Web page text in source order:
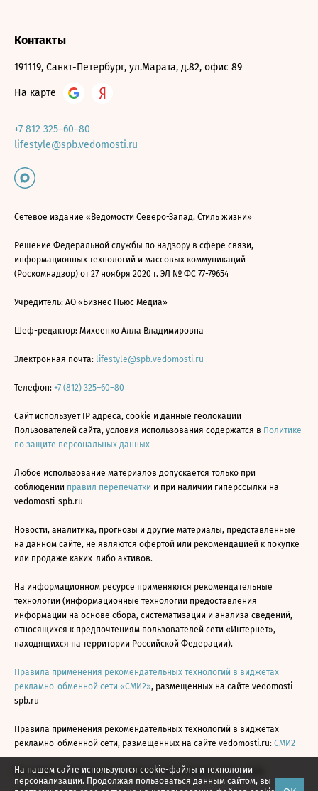
На нашем сайте используются cookie-файлы и технологии
персонализации. Продолжая пользоваться данным сайтом, вы
Контакты
191119, Санкт-Петербург, ул.Марата, д.82, офис 89
На карте
+7 812 325–60–80
lifestyle@spb.vedomosti.ru
Сетевое издание «Ведомости Северо-Запад. Стиль жизни»
Решение Федеральной службы по надзору в сфере связи,
информационных технологий и массовых коммуникаций
(Роскомнадзор) от 27 ноября 2020 г. ЭЛ № ФС 77-79654
Учредитель: АО «Бизнес Ньюс Медиа»
Шеф-редактор: Михеенко Алла Владимировна
Электронная почта: lifestyle@spb.vedomosti.ru
Телефон: +7 (812) 325–60–80
Сайт использует IP адреса, cookie и данные геолокации
Пользователей сайта, условия использования содержатся в Политике
по защите персональных данных
Любое использование материалов допускается только при
соблюдении правил перепечатки и при наличии гиперссылки на
vedomosti-spb.ru
Новости, аналитика, прогнозы и другие материалы, представленные
на данном сайте, не являются офертой или рекомендацией к покупке
или продаже каких-либо активов.
На информационном ресурсе применяются рекомендательные
технологии (информационные технологии предоставления
информации на основе сбора, систематизации и анализа сведений,
относящихся к предпочтениям пользователей сети «Интернет»,
находящихся на территории Российской Федерации).
Правила применения рекомендательных технологий в виджетах
рекламно-обменной сети «СМИ2», размещенных на сайте vedomosti-
spb.ru
Правила применения рекомендательных технологий в виджетах
рекламно-обменной сети, размещенных на сайте vedomosti.ru: СМИ2
Все права защищены © АО «Бизнес Ньюс Медиа», 2024 - 2026